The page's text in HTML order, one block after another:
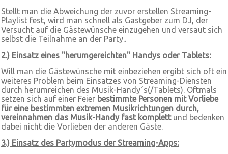
Stellt man die Abweichung der zuvor erstellen Streaming-
Playlist fest, wird man schnell als Gastgeber zum DJ, der
Versucht auf die Gästewünsche einzugehen und versaut sich
selbst die Teilnahme an der Party..
2.) Einsatz eines "herumgereichten" Handys oder Tablets:
Will man die Gästewünsche mit einbeziehen ergibt sich oft ein
weiteres Problem beim Einsatzes von Streaming-Diensten
durch herumreichen des Musik-Handy´s(/Tablets). Oftmals
setzen sich auf einer Feier bestimmte Personen mit Vorliebe
für eine bestimmten extremen Musikrichtungen durch,
vereinnahmen das Musik-Handy fast komplettund bedenken
dabei nicht die Vorlieben der anderen Gäste.
3.) Einsatz des Partymodus der Streaming-Apps: